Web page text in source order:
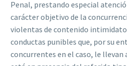
Penal, prestando especial
carácter objetivo de la
violentas de contenido
conductas punibles que, por su
concurrentes en el caso, le llevan